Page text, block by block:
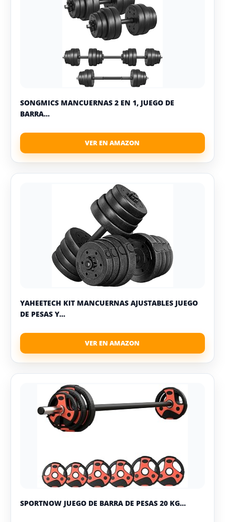
SONGMICS MANCUERNAS 2 EN 1, JUEGO DE
BARRA...
YAHEETECH KIT MANCUERNAS AJUSTABLES JUEGO
DE PESAS Y...
SPORTNOW JUEGO DE BARRA DE PESAS 20 KG...